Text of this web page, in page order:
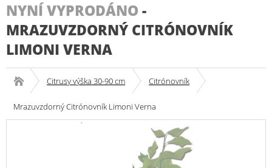
NYNÍ VYPRODÁNO -
MRAZUVZDORNÝ CITRÓNOVNÍK
LIMONI VERNA
Citrusy výška 30-90 cm Citrónovník
Mrazuvzdorný Citrónovník Limoni Verna